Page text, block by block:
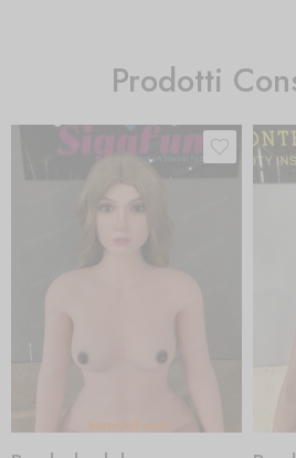
Prodotti